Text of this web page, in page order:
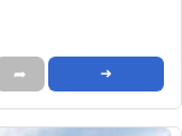
➦ ➜